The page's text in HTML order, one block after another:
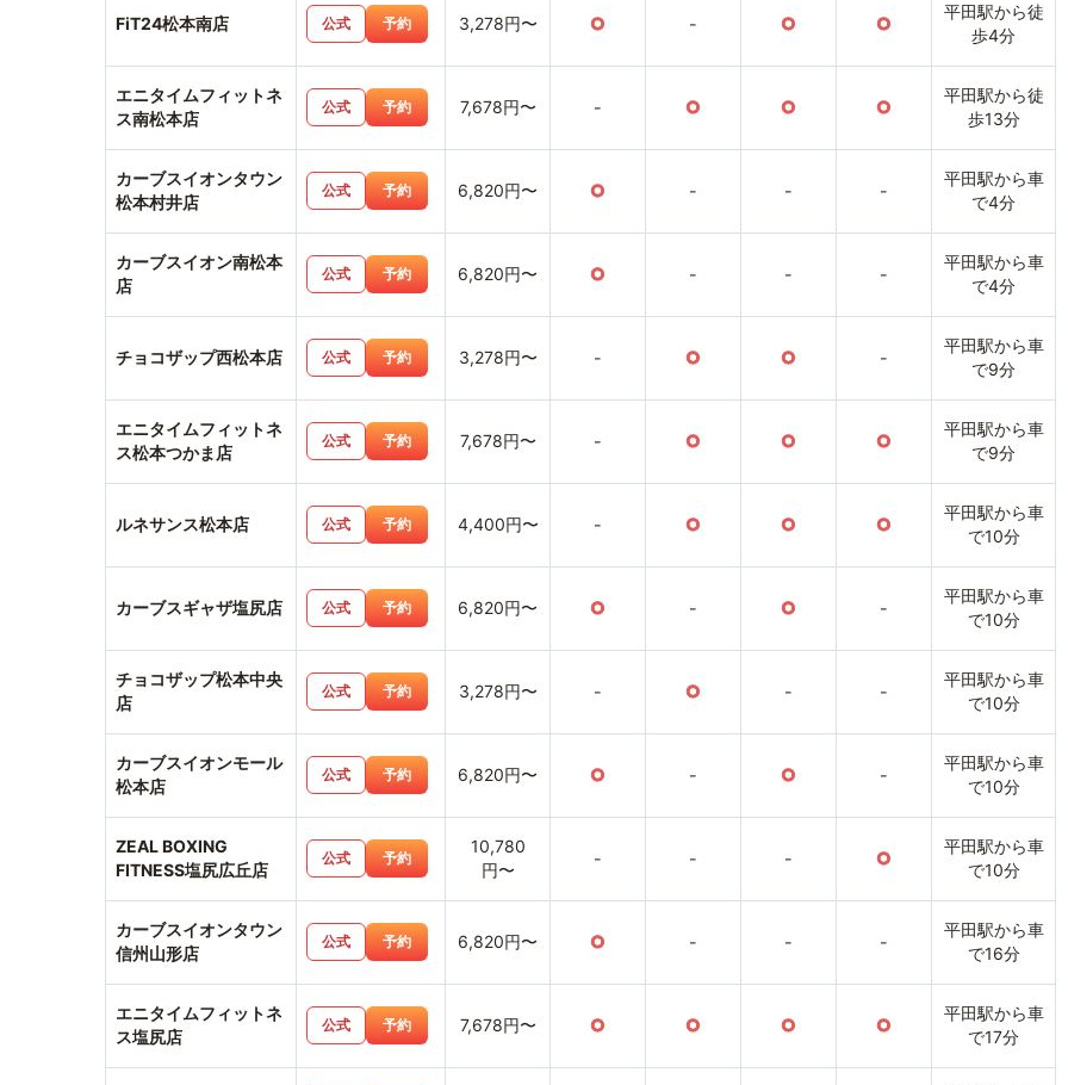
FiT24松本南店 公式 予約 3,278円〜 ○ - ○ ○
平田駅から徒
歩4分
エニタイムフィットネ
ス南松本店
公式 予約 7,678円〜 - ○ ○ ○
平田駅から徒
歩13分
カーブスイオンタウン
松本村井店
公式 予約 6,820円〜 ○ - - -
平田駅から車
で4分
カーブスイオン南松本
店
公式 予約 6,820円〜 ○ - - -
平田駅から車
で4分
チョコザップ西松本店 公式 予約 3,278円〜 - ○ ○ -
平田駅から車
で9分
エニタイムフィットネ
ス松本つかま店
公式 予約 7,678円〜 - ○ ○ ○
平田駅から車
で9分
ルネサンス松本店 公式 予約 4,400円〜 - ○ ○ ○
平田駅から車
で10分
カーブスギャザ塩尻店 公式 予約 6,820円〜 ○ - ○ -
平田駅から車
で10分
チョコザップ松本中央
店
公式 予約 3,278円〜 - ○ - -
平田駅から車
で10分
カーブスイオンモール
松本店
公式 予約 6,820円〜 ○ - ○ -
平田駅から車
で10分
ZEAL BOXING
FITNESS塩尻広丘店
公式 予約
10,780
円〜
- - - ○
平田駅から車
で10分
カーブスイオンタウン
信州山形店
公式 予約 6,820円〜 ○ - - -
平田駅から車
で16分
エニタイムフィットネ
ス塩尻店
公式 予約 7,678円〜 ○ ○ ○ ○
平田駅から車
で17分